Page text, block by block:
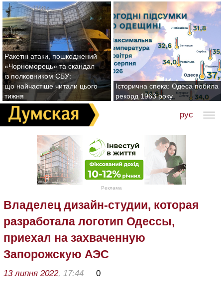
Ракетні атаки, пошкоджений
«Чорноморець» та скандал
із полковником СБУ:
що найчастіше читали цього
тижня
Історична спека: Одеса побила
рекорд 1963 року
рус
Реклама
Владелец дизайн-студии, которая
разработала логотип Одессы,
приехал на захваченную
Запорожскую АЭС
13 липня 2022, 17:44 0